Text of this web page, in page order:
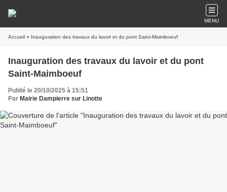
MENU
Accueil » Inauguration des travaux du lavoir et du pont Saint-Maimboeuf
Inauguration des travaux du lavoir et du pont
Saint-Maimboeuf
Publié le 20/10/2025 à 15:51
Par Mairie Dampierre sur Linotte